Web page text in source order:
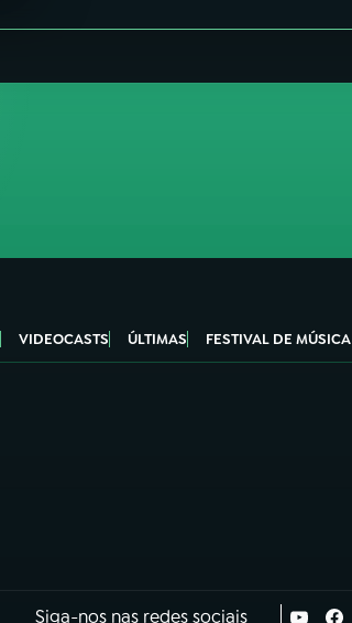
VIDEOCASTS ÚLTIMAS FESTIVAL DE MÚSICA
Siga-nos nas redes sociais